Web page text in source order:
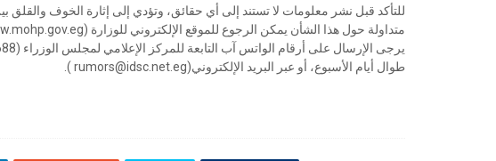
للتأكد قبل نشر ‏معلومات لا تستند إلى أي حقائق، وتؤدي إلى إثارة الخوف والقلق
طوال أيام الأسبوع، أو عبر البريد الإلكتروني(rumors@idsc.net.eg ).